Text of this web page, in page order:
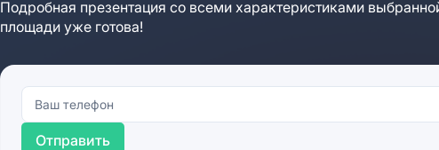
Подробная презентация со всеми характеристиками
площади уже готова!
Отправить